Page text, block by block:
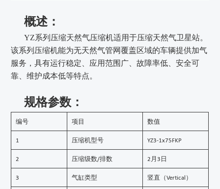
概述：
YZ系列压缩天然气压缩机适用于压缩天然气卫星站。
该系列压缩机能为无天然气管网覆盖区域的车辆提供加气
服务，具有运行稳定、应用范围广、故障率低、安全可
靠、维护成本低等特点。
规格参数：
编号 项目 数值
1 压缩机型号 YZ3-1x75FKP
2 压缩级数/排数 2月3日
3 气缸类型 竖直（Vertical）